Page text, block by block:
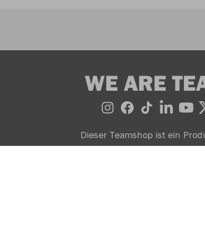
WE ARE
Dieser Teamshop ist ein